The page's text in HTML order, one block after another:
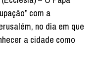
com a
no dia em que
a cidade como